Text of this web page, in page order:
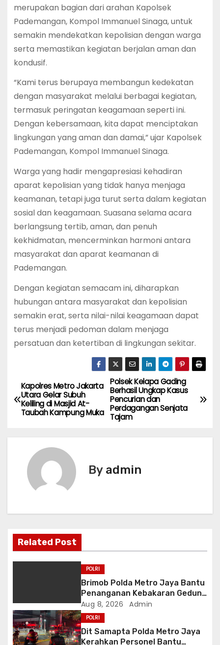
merupakan bagian dari arahan Kapolsek
Pademangan, Kompol Immanuel Sinaga, untuk
semakin mendekatkan kepolisian dengan warga
serta memastikan kegiatan berjalan aman dan
kondusif.
“Kami terus berupaya membangun kedekatan
dengan masyarakat melalui berbagai kegiatan,
termasuk peringatan keagamaan seperti ini.
Dengan kebersamaan, kita dapat menciptakan
lingkungan yang aman dan damai,” ujar Kapolsek
Pademangan, Kompol Immanuel Sinaga.
Warga yang hadir mengapresiasi kehadiran
aparat kepolisian yang tidak hanya menjaga
keamanan, tetapi juga turut serta dalam kegiatan
sosial dan keagamaan. Suasana selama acara
berlangsung tertib, aman, dan penuh
kekhidmatan, mencerminkan harmoni antara
masyarakat dan aparat keamanan di
Pademangan.
Dengan kegiatan semacam ini, diharapkan
hubungan antara masyarakat dan kepolisian
semakin erat, serta nilai-nilai keagamaan dapat
terus menjadi pedoman dalam menjaga
persatuan dan ketertiban di lingkungan sekitar.
P
o
v
i
g
i
o
Polsek Kelapa Gading
Berhasil Ungkap Kasus
Pencurian dan
Perdagangan Senjata
Tajam
Kapolres Metro Jakarta
Utara Gelar Subuh
Keliling di Masjid At-
Taubah Kampung Muka
By admin
Related Post
POLRI
Brimob Polda Metro Jaya Bantu
Penanganan Kebakaran Gedung
Bapenda DKI
Aug 8, 2026 Admin
POLRI
Dit Samapta Polda Metro Jaya
Kerahkan Personel Bantu